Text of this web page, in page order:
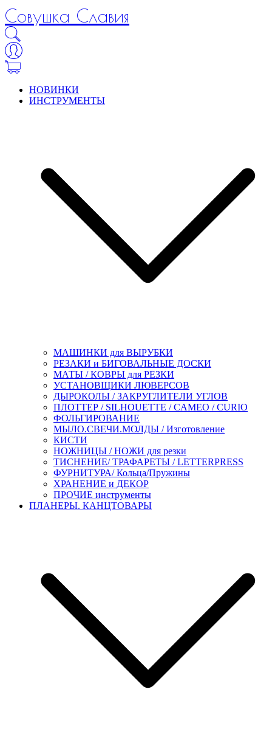
Совушка Славия
НОВИНКИ
ИНСТРУМЕНТЫ
МАШИНКИ для ВЫРУБКИ
РЕЗАКИ и БИГОВАЛЬНЫЕ ДОСКИ
МАТЫ / КОВРЫ для РЕЗКИ
УСТАНОВЩИКИ ЛЮВЕРСОВ
ДЫРОКОЛЫ / ЗАКРУГЛИТЕЛИ УГЛОВ
ПЛОТТЕР / SILHOUETTE / CAMEO / CURIO
ФОЛЬГИРОВАНИЕ
МЫЛО.СВЕЧИ.МОЛДЫ / Изготовление
КИСТИ
НОЖНИЦЫ / НОЖИ для резки
ТИСНЕНИЕ/ ТРАФАРЕТЫ / LETTERPRESS
ФУРНИТУРА/ Кольца/Пружины
ХРАНЕНИЕ и ДЕКОР
ПРОЧИЕ инструменты
ПЛАНЕРЫ. КАНЦТОВАРЫ